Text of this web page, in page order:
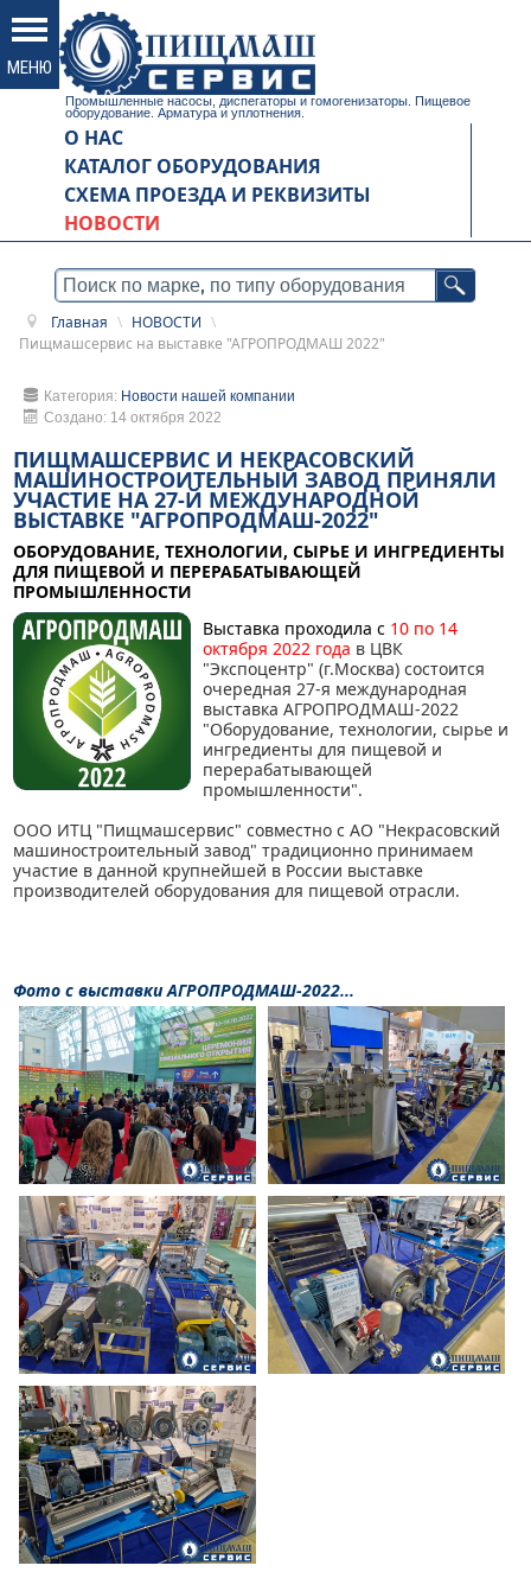
Промышленные насосы, диспегаторы и гомогенизаторы. Пищевое
оборудование. Арматура и уплотнения.
О НАС
КАТАЛОГ ОБОРУДОВАНИЯ
СХЕМА ПРОЕЗДА И РЕКВИЗИТЫ
НОВОСТИ
Главная \ НОВОСТИ \
Пищмашсервис на выставке "АГРОПРОДМАШ 2022"
Категория: Новости нашей компании
Создано: 14 октября 2022
ПИЩМАШСЕРВИС И НЕКРАСОВСКИЙ
МАШИНОСТРОИТЕЛЬНЫЙ ЗАВОД ПРИНЯЛИ
УЧАСТИЕ НА 27-Й МЕЖДУНАРОДНОЙ
ВЫСТАВКЕ "АГРОПРОДМАШ-2022"
ОБОРУДОВАНИЕ, ТЕХНОЛОГИИ, СЫРЬЕ И ИНГРЕДИЕНТЫ
ДЛЯ ПИЩЕВОЙ И ПЕРЕРАБАТЫВАЮЩЕЙ
ПРОМЫШЛЕННОСТИ
Выставка проходила с 10 по 14
октября 2022 года в ЦВК
"Экспоцентр" (г.Москва) состоится
очередная 27-я международная
выставка АГРОПРОДМАШ-2022
"Оборудование, технологии, сырье и
ингредиенты для пищевой и
перерабатывающей
промышленности".
ООО ИТЦ "Пищмашсервис" совместно с АО "Некрасовский
машиностроительный завод" традиционно принимаем
участие в данной крупнейшей в России выставке
производителей оборудования для пищевой отрасли.
Фото с выставки АГРОПРОДМАШ-2022...